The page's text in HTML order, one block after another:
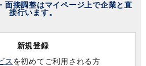
面接調整はマイページ上で企業と直
接行います。
新規登録
ス を初めてご利用される方